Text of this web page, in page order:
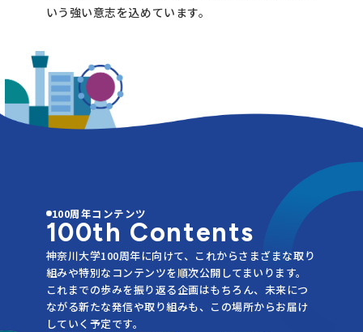
いう強い意志を込めています。
100周年コンテンツ
100th Contents
神奈川大学100周年に向けて、これからさまざまな取り
組みや特別なコンテンツを順次公開してまいります。
これまでの歩みを振り返る企画はもちろん、未来につ
ながる新たな発信や取り組みも、この場所からお届け
していく予定です。